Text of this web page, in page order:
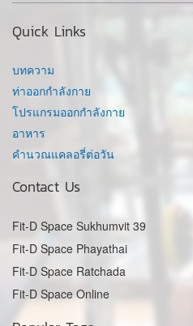
Quick Links
บทความ
ท่าออกกำลังกาย
โปรแกรมออกกำลังกาย
อาหาร
คำนวณแคลอรี่ต่อวัน
Contact Us
Fit-D Space Sukhumvit 39
Fit-D Space Phayathai
Fit-D Space Ratchada
Fit-D Space Online